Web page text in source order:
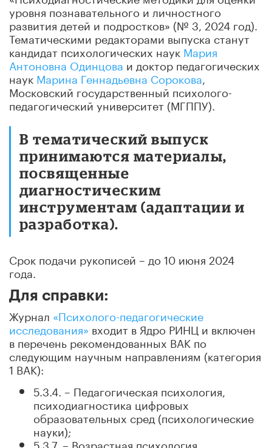
уровня познавательного и личностного
развития детей и подростков» (№ 3, 2024 год).
Тематическими редакторами выпуска станут
кандидат психологических наук Мария
Антоновна Одинцова и доктор педагогических
наук Марина Геннадьевна Сорокова
Московский государственный психолого-
педагогический университет (МГППУ).
В тематический выпуск
принимаются материалы,
посвященные
диагностическим
инструментам (адаптации и
разработка).
Cрок подачи рукописей – до 10 июня 2024
года.
Для справки:
Журнал «Психолого-педагогические
исследования» входит в Ядро РИНЦ и включен
в перечень рекомендованных ВАК по
следующим научным направлениям (категория
1 ВАК):
5.3.4. – Педагогическая психология,
психодиагностика цифровых
образовательных сред (психологические
науки);
5.3.7. – Возрастная психология